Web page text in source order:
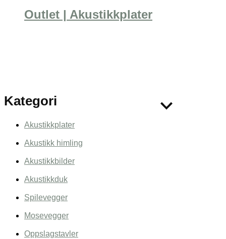
Kategori
Akustikkplater
Akustikk himling
Akustikkbilder
Akustikkduk
Spilevegger
Mosevegger
Oppslagstavler
Outlet | Akustikkplater